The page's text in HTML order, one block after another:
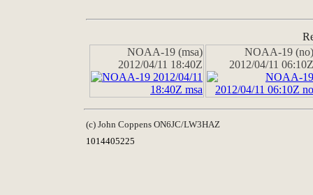
NOAA-19 (msa)
2012/04/11 18:40Z
NOAA-19 (no)
2012/04/11 06:10Z
(c) John Coppens ON6JC/LW3HAZ
1014405225